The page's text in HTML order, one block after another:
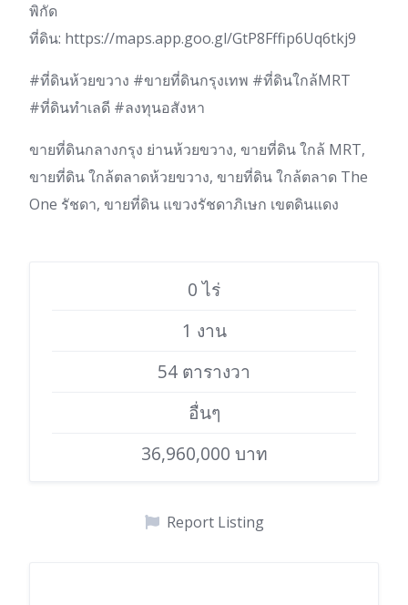
พิกัด
ที่ดิน: https://maps.app.goo.gl/GtP8Fffip6Uq6tkj9
#ที่ดินห้วยขวาง #ขายที่ดินกรุงเทพ #ที่ดินใกล้MRT
#ที่ดินทำเลดี #ลงทุนอสังหา
ขายที่ดินกลางกรุง ย่านห้วยขวาง, ขายที่ดิน ใกล้ MRT,
ขายที่ดิน ใกล้ตลาดห้วยขวาง, ขายที่ดิน ใกล้ตลาด The
One รัชดา, ขายที่ดิน แขวงรัชดาภิเษก เขตดินแดง
0 ไร่
1 งาน
54 ตารางวา
อื่นๆ
36,960,000 บาท
Report Listing